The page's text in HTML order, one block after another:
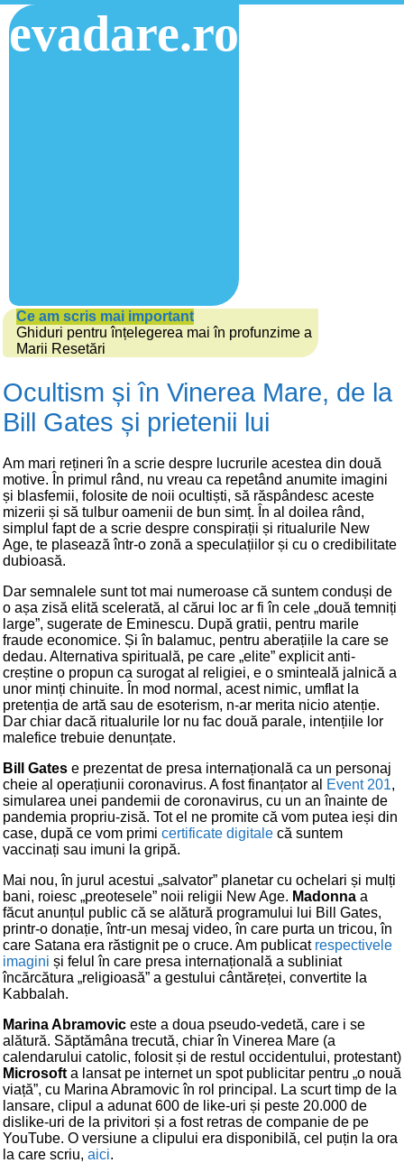
evadare.ro
Ce am scris mai important
Ghiduri pentru înțelegerea mai în profunzime a
Marii Resetări
Ocultism și în Vinerea Mare, de la
Bill Gates și prietenii lui
Am mari rețineri în a scrie despre lucrurile acestea din două
motive. În primul rând, nu vreau ca repetând anumite imagini
și blasfemii, folosite de noii ocultiști, să răspândesc aceste
mizerii și să tulbur oamenii de bun simț. În al doilea rând,
simplul fapt de a scrie despre conspirații și ritualurile New
Age, te plasează într-o zonă a speculațiilor și cu o credibilitate
dubioasă.
Dar semnalele sunt tot mai numeroase că suntem conduși de
o așa zisă elită scelerată, al cărui loc ar fi în cele „două temniți
large”, sugerate de Eminescu. După gratii, pentru marile
fraude economice. Și în balamuc, pentru aberațiile la care se
dedau. Alternativa spirituală, pe care „elite” explicit anti-
creștine o propun ca surogat al religiei, e o sminteală jalnică a
unor minți chinuite. În mod normal, acest nimic, umflat la
pretenția de artă sau de esoterism, n-ar merita nicio atenție.
Dar chiar dacă ritualurile lor nu fac două parale, intențiile lor
malefice trebuie denunțate.
Bill Gates e prezentat de presa internațională ca un personaj
cheie al operațiunii coronavirus. A fost finanțator al
Event 201,
simularea unei pandemii de coronavirus, cu un an înainte de
pandemia propriu-zisă. Tot el ne promite că vom putea ieși din
case, după ce vom primi certificate digitale că suntem
vaccinați sau imuni la gripă.
Mai nou, în jurul acestui „salvator” planetar cu ochelari și mulți
bani, roiesc „preotesele” noii religii New Age. Madonna a
făcut anunțul public că se alătură programului lui Bill Gates,
printr-o donație, într-un mesaj video, în care purta un tricou, în
care Satana era răstignit pe o cruce. Am publicat respectivele
imagini și felul în care presa internațională a subliniat
încărcătura „religioasă” a gestului cântăreței, convertite la
Kabbalah.
Marina Abramovic este a doua pseudo-vedetă, care i se
alătură. Săptămâna trecută, chiar în Vinerea Mare (a
calendarului catolic, folosit și de restul occidentului, protestant)
Microsoft a lansat pe internet un spot publicitar pentru „o nouă
viață”, cu Marina Abramovic în rol principal. La scurt timp de la
lansare, clipul a adunat 600 de like-uri și peste 20.000 de
dislike-uri de la privitori și a fost retras de companie de pe
YouTube. O versiune a clipului era disponibilă, cel puțin la ora
la care scriu, aici.